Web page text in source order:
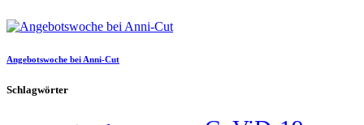
Angebotswoche bei Anni-Cut
Schlagwörter